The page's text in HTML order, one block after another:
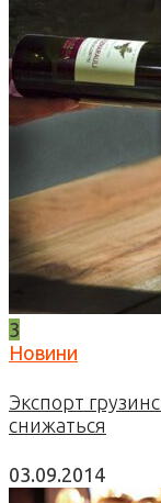
3
Новини
Экспорт
снижаться
03.09.2014